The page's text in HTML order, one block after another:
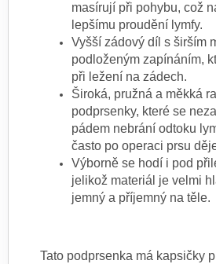
masírují při pohybu, což
lepšímu proudění lymfy.
Vyšší zádový díl s širším
podloženým zapínáním,
při ležení na zádech.
Široká, pružná a měkká
podprsenky, které se
pádem nebrání odtoku
často po operaci prsu
Výborně se hodí i pod
jelikož materiál je velmi
jemný a příjemný na těle.
Tato podprsenka má kapsičky